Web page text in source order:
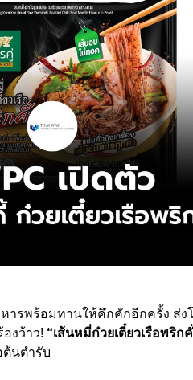
ารพร้อมทานให้คึกคักอีกครั้ง ส่
งว้าว! “เส้นหมี่ก๋วยเตี๋ยวเรือพริก
ต้นตำรับ